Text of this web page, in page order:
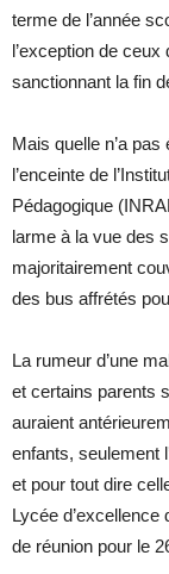
terme de l’année
l’exception de
sanctionnant la fin
Mais quelle n’a
l’enceinte de
Pédagogique
larme à la vue des
majoritairement
des bus affrétés
La rumeur d’une
et certains parents
auraient
enfants, seulement
et pour tout dire
Lycée
de réunion pour le